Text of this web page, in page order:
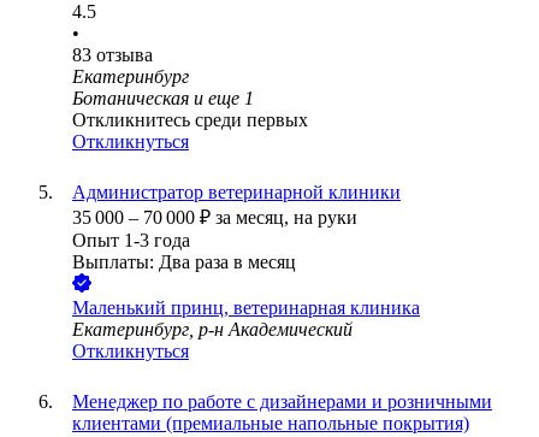
4.5
•
83 отзыва
Екатеринбург
Ботаническая и еще 1
Откликнитесь среди первых
Откликнуться
Администратор ветеринарной клиники
35 000 – 70 000 ₽ за месяц, на руки
Опыт 1-3 года
Выплаты: Два раза в месяц
Маленький принц, ветеринарная клиника
Екатеринбург, р-н Академический
Откликнуться
Менеджер по работе с дизайнерами и розничными
клиентами (премиальные напольные покрытия)